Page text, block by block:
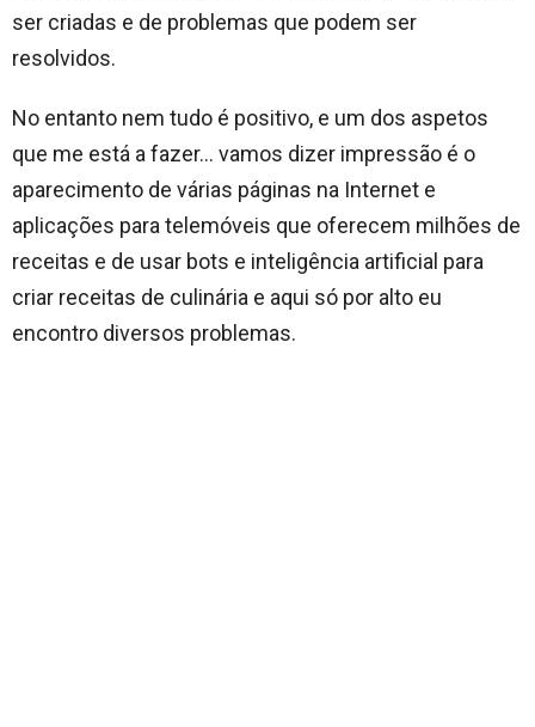
ser criadas e de problemas que podem ser
resolvidos.
No entanto nem tudo é positivo, e um dos aspetos
que me está a fazer… vamos dizer impressão é o
aparecimento de várias páginas na Internet e
aplicações para telemóveis que oferecem milhões de
receitas e de usar bots e inteligência artificial para
criar receitas de culinária e aqui só por alto eu
encontro diversos problemas.